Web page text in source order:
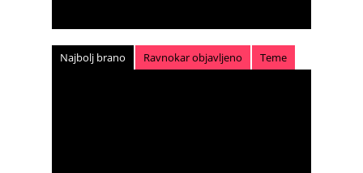
Najbolj brano Ravnokar objavljeno Teme